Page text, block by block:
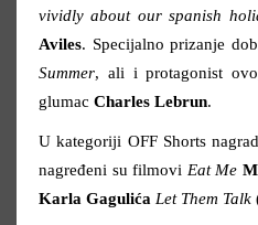
vividly about our spanish
Aviles. Specijalno prizanje
Summer, ali i protagonist
glumac Charles Lebrun.
U kategoriji OFF Shorts
nagređeni su filmovi Eat Me
Karla Gagulića Let Them Talk